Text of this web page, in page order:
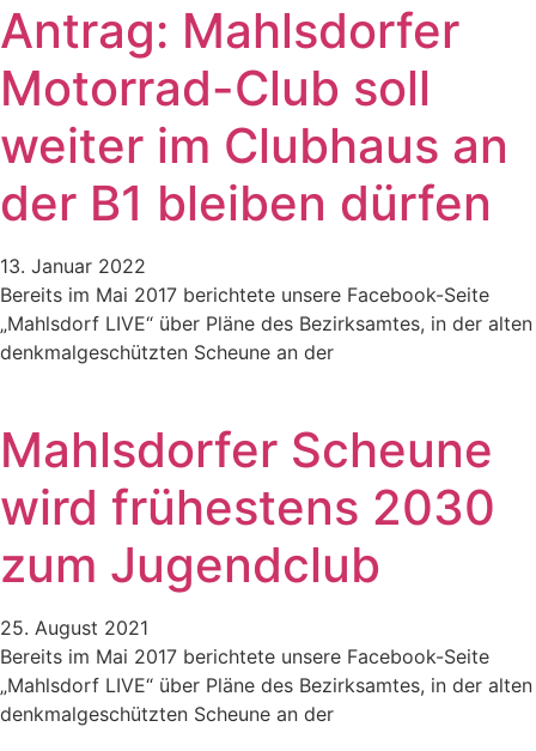
Antrag: Mahlsdorfer
Motorrad-Club soll
weiter im Clubhaus an
der B1 bleiben dürfen
13. Januar 2022
Bereits im Mai 2017 berichtete unsere Facebook-Seite
„Mahlsdorf LIVE“ über Pläne des Bezirksamtes, in der alten
denkmalgeschützten Scheune an der
Mahlsdorfer Scheune
wird frühestens 2030
zum Jugendclub
25. August 2021
Bereits im Mai 2017 berichtete unsere Facebook-Seite
„Mahlsdorf LIVE“ über Pläne des Bezirksamtes, in der alten
denkmalgeschützten Scheune an der